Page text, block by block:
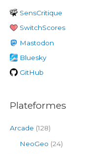
r
c
h
e
r
SensCritique
SwitchScores
Mastodon
Bluesky
GitHub
Plateformes
Arcade (128)
NeoGeo (24)